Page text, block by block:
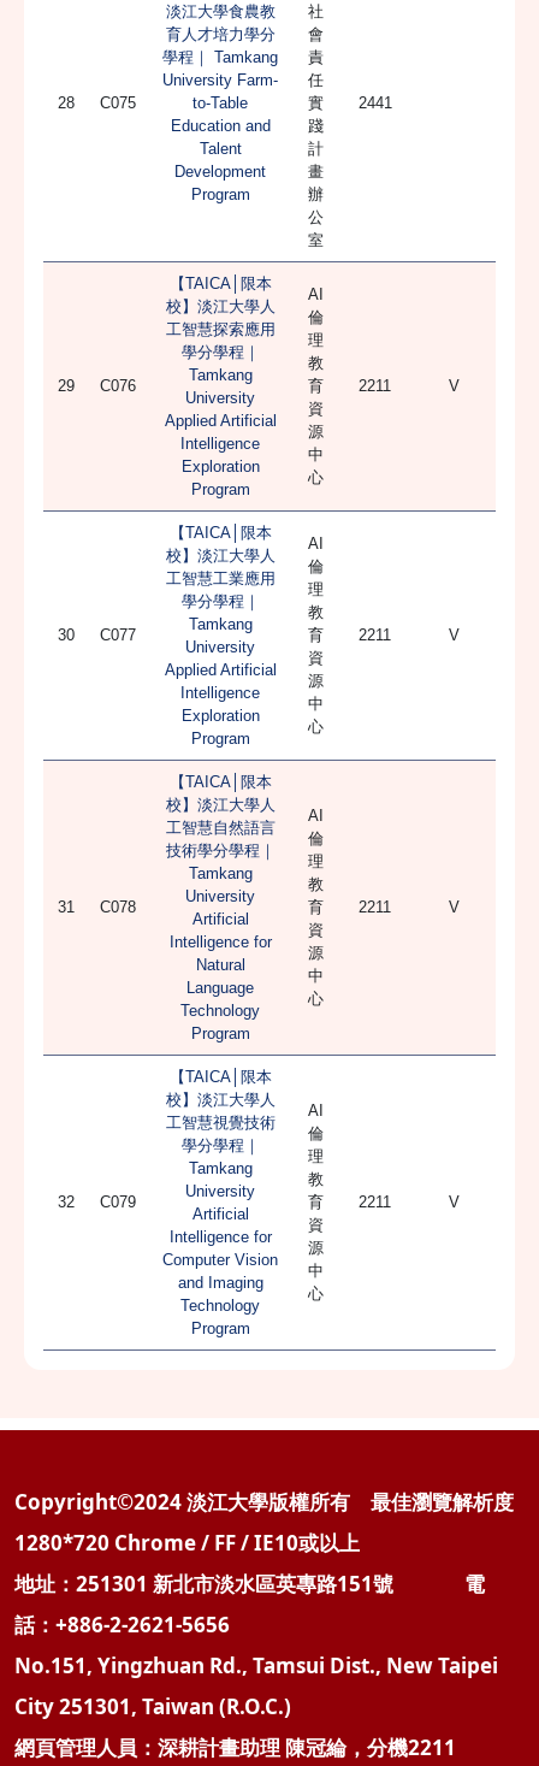
28 C075
淡江大學食農教
育人才培力學分
學程｜ Tamkang
University Farm-
to-Table
Education and
Talent
Development
Program
社
會
責
任
實
踐
計
畫
辦
公
室
2441
29 C076
【TAICA│限本
校】淡江大學人
工智慧探索應用
學分學程｜
Tamkang
University
Applied Artificial
Intelligence
Exploration
Program
AI
倫
理
教
育
資
源
中
心
2211 V
30 C077
【TAICA│限本
校】淡江大學人
工智慧工業應用
學分學程｜
Tamkang
University
Applied Artificial
Intelligence
Exploration
Program
AI
倫
理
教
育
資
源
中
心
2211 V
31 C078
【TAICA│限本
校】淡江大學人
工智慧自然語言
技術學分學程｜
Tamkang
University
Artificial
Intelligence for
Natural
Language
Technology
Program
AI
倫
理
教
育
資
源
中
心
2211 V
32 C079
【TAICA│限本
校】淡江大學人
工智慧視覺技術
學分學程｜
Tamkang
University
Artificial
Intelligence for
Computer Vision
and Imaging
Technology
Program
AI
倫
理
教
育
資
源
中
心
2211 V
Copyright©2024 淡江大學版權所有 最佳瀏覽解析度
1280*720 Chrome / FF / IE10或以上
地址：251301 新北市淡水區英專路151號 電
話：+886-2-2621-5656
No.151, Yingzhuan Rd., Tamsui Dist., New Taipei
City 251301, Taiwan (R.O.C.)
網頁管理人員：深耕計畫助理 陳冠綸，分機2211